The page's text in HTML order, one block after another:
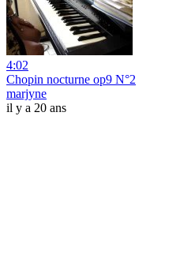
4:02
Chopin nocturne op9 N°2
marjyne
il y a 20 ans